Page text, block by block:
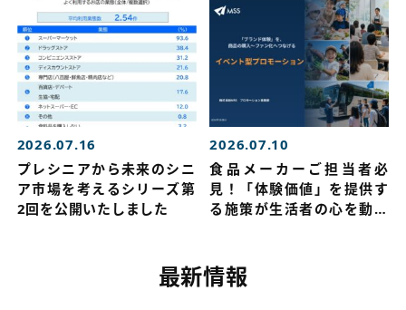
2026.07.16
プレシニアから未来のシニ
ア市場を考えるシリーズ第
2回を公開いたしました
2026.07.10
食品メーカーご担当者必
見！「体験価値」を提供す
る施策が生活者の心を動か
公開しました
最新情報